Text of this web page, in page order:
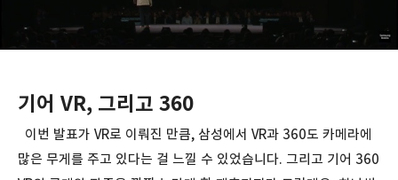
기어 VR, 그리고 360
이번 발표가 VR로 이뤄진 만큼, 삼성에서 VR과 360도 카메라에
많은 무게를 주고 있다는 걸 느낄 수 있었습니다. 그리고 기어 360